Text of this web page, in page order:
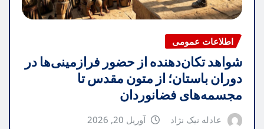
اطلاعات عمومی
شواهد تکان‌دهنده از حضور فرازمینی‌ها در
دوران باستان؛ از متون مقدس تا
مجسمه‌های فضانوردان
عادله نیک نژاد آوریل 20, 2026